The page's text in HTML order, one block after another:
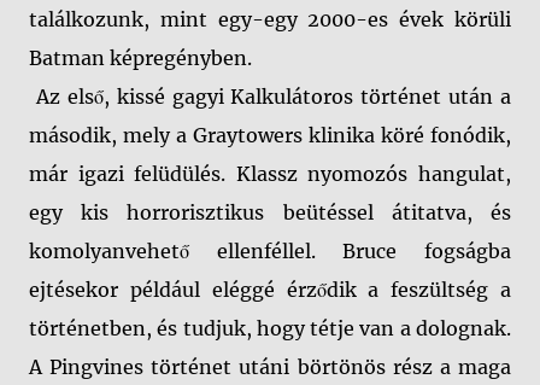
találkozunk, mint egy-egy 2000-es évek körüli
Batman képregényben.
Az első, kissé gagyi Kalkulátoros történet után a
második, mely a Graytowers klinika köré fonódik,
már igazi felüdülés. Klassz nyomozós hangulat,
egy kis horrorisztikus beütéssel átitatva, és
komolyanvehető ellenféllel. Bruce fogságba
ejtésekor például eléggé érződik a feszültség a
történetben, és tudjuk, hogy tétje van a dolognak.
A Pingvines történet utáni börtönös rész a maga